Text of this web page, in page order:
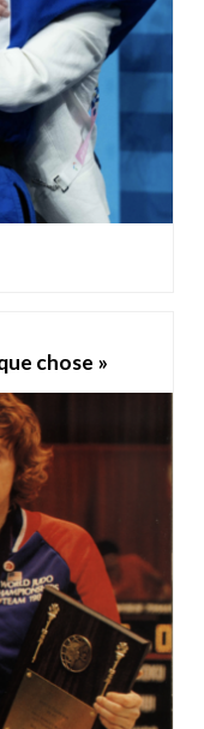
chose »